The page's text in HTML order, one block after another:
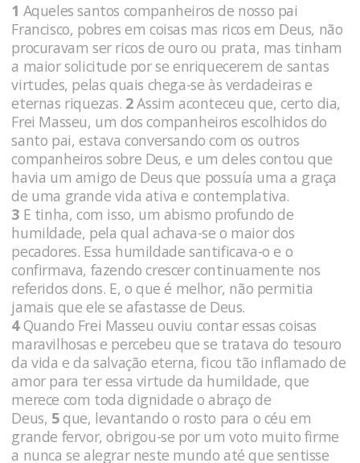
1 Aqueles santos companheiros de nosso pai
Francisco, pobres em coisas mas ricos em Deus, não
procuravam ser ricos de ouro ou prata, mas tinham
a maior solicitude por se enriquecerem de santas
virtudes, pelas quais chega-se às verdadeiras e
eternas riquezas. 2Assim aconteceu que, certo dia,
Frei Masseu, um dos companheiros escolhidos do
santo pai, estava conversando com os outros
companheiros sobre Deus, e um deles contou que
havia um amigo de Deus que possuía uma a graça
de uma grande vida ativa e contemplativa.
3 E tinha, com isso, um abismo profundo de
humildade, pela qual achava-se o maior dos
pecadores. Essa humildade santificava-o e o
confirmava, fazendo crescer continuamente nos
referidos dons. E, o que é melhor, não permitia
jamais que ele se afastasse de Deus.
4Quando Frei Masseu ouviu contar essas coisas
maravilhosas e percebeu que se tratava do tesouro
da vida e da salvação eterna, ficou tão inflamado de
amor para ter essa virtude da humildade, que
merece com toda dignidade o abraço de
Deus, 5que, levantando o rosto para o céu em
grande fervor, obrigou-se por um voto muito firme
a nunca se alegrar neste mundo até que sentisse